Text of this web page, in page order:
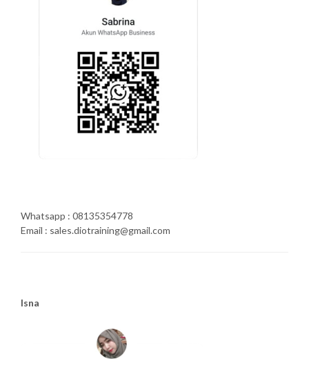
Whatsapp : 08135354778
Email : sales.diotraining@gmail.com
Isna